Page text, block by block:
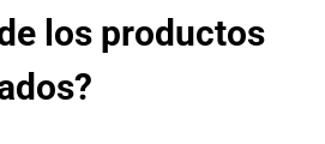
los productos